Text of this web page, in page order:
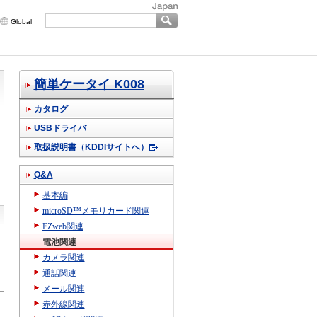
Global
簡単ケータイ K008
カタログ
USBドライバ
取扱説明書（KDDIサイトへ）
Q&A
基本編
microSD™メモリカード関連
EZweb関連
電池関連
カメラ関連
通話関連
メール関連
赤外線関連